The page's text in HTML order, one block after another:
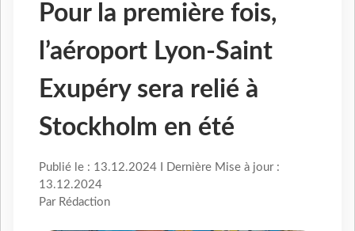
Pour la première fois,
l’aéroport Lyon-Saint
Exupéry sera relié à
Stockholm en été
Publié le : 13.12.2024 I Dernière Mise à jour :
13.12.2024
Par Rédaction